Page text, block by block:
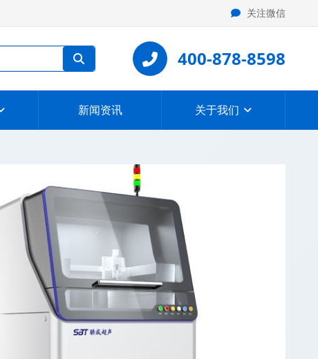
关注微信
400-878-8598
新闻资讯 关于我们